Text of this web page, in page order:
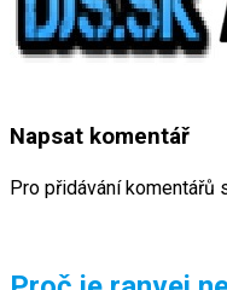
Napsat komentář
Pro přidávání komentářů